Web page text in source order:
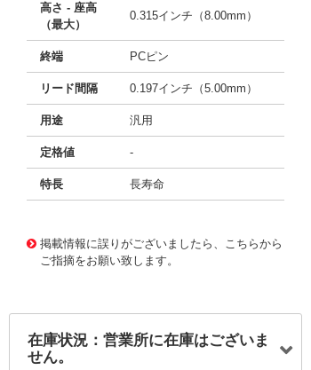
高さ - 座高
（最大）
0.315インチ（8.00mm）
終端 PCピン
リード間隔 0.197インチ（5.00mm）
用途 汎用
定格値 -
特長 長寿命
掲載情報に誤りがございましたら、こちらから
ご指摘をお願い致します。
在庫状況：営業所に在庫はございま
せん。